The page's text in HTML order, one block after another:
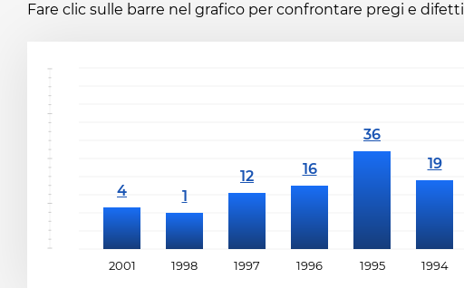
Fare clic sulle barre nel grafico per confrontare pregi e difetti
2001 1998 1997 1996 1995 1994